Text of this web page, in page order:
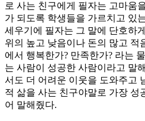
로 사는 친구에게 필자는 고마움
가 되도록 학생들을 가르치고 있
세우기에 필자는 그 말에 단호하
위의 높고 낮음이나 돈의 많고 적
에서 행복한가? 만족한가? 라는
는 사람이 성공한 사람이라고 말
서도 더 어려운 이웃을 도와주고
적 삶을 사는 친구야말로 가장 성
어 말해줬다.